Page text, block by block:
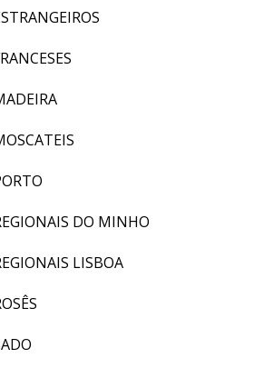
DO MINHO
LISBOA